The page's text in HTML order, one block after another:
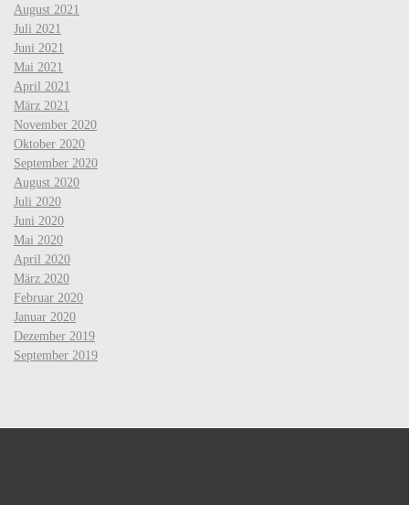
August 2021
Juli 2021
Juni 2021
Mai 2021
April 2021
März 2021
November 2020
Oktober 2020
September 2020
August 2020
Juli 2020
Juni 2020
Mai 2020
April 2020
März 2020
Februar 2020
Januar 2020
Dezember 2019
September 2019